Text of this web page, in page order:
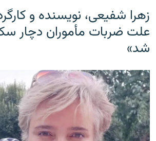
زهرا شفیعی، نویسنده و
علت ضربات مأموران دچار
شد»